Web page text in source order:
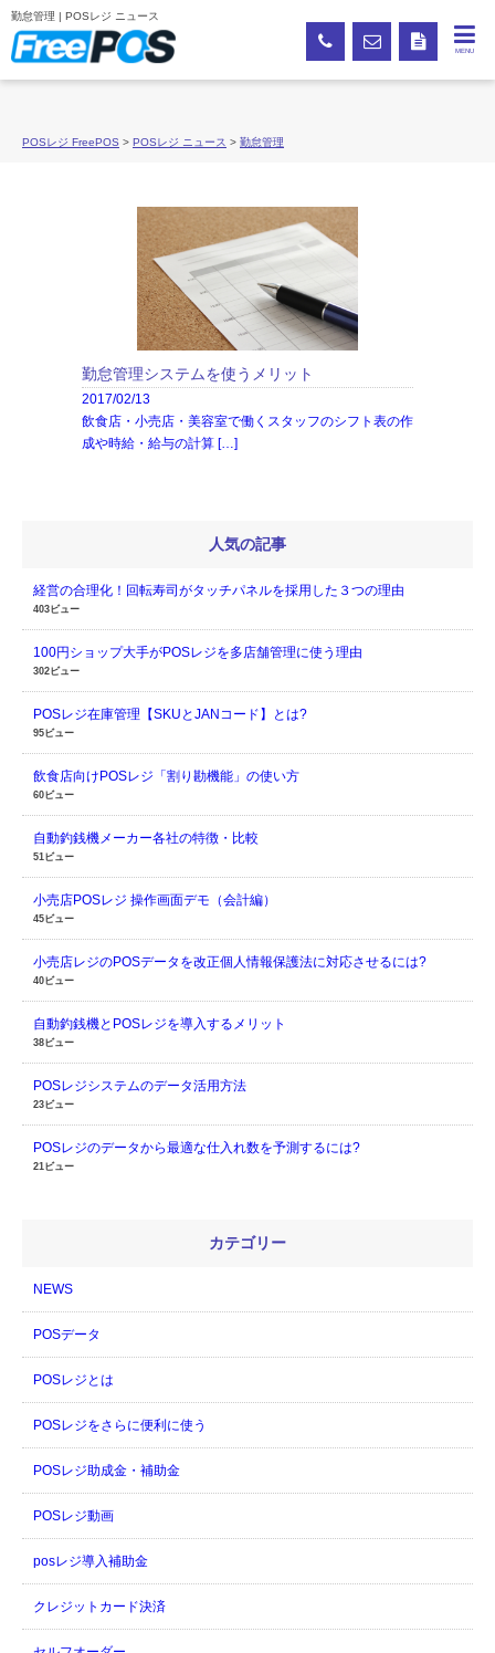
勤怠管理 | POSレジ ニュース
MENU
POSレジ FreePOS > POSレジ ニュース > 勤怠管理
勤怠管理システムを使うメリット
2017/02/13
飲食店・小売店・美容室で働くスタッフのシフト表の作
成や時給・給与の計算 […]
人気の記事
経営の合理化！回転寿司がタッチパネルを採用した３つの理由
403ビュー
100円ショップ大手がPOSレジを多店舗管理に使う理由
302ビュー
POSレジ在庫管理【SKUとJANコード】とは?
95ビュー
飲食店向けPOSレジ「割り勘機能」の使い方
60ビュー
自動釣銭機メーカー各社の特徴・比較
51ビュー
小売店POSレジ 操作画面デモ（会計編）
45ビュー
小売店レジのPOSデータを改正個人情報保護法に対応させるには?
40ビュー
自動釣銭機とPOSレジを導入するメリット
38ビュー
POSレジシステムのデータ活用方法
23ビュー
POSレジのデータから最適な仕入れ数を予測するには?
21ビュー
カテゴリー
NEWS
POSデータ
POSレジとは
POSレジをさらに便利に使う
POSレジ助成金・補助金
POSレジ動画
posレジ導入補助金
クレジットカード決済